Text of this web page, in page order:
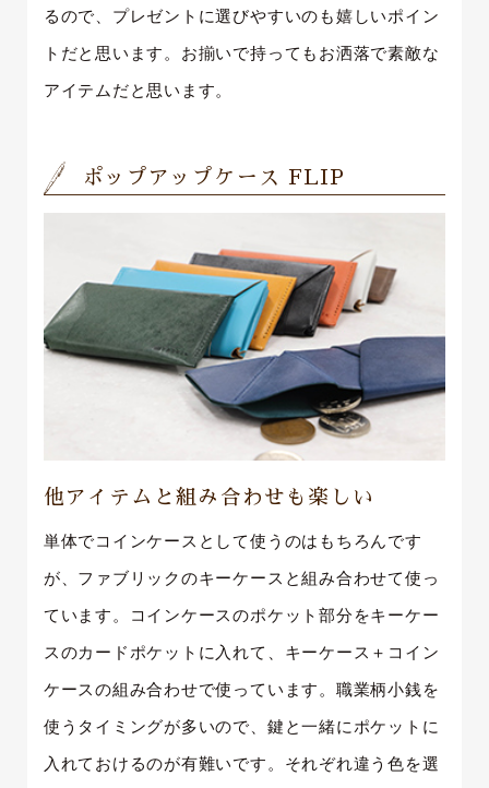
るので、プレゼントに選びやすいのも嬉しいポイン
トだと思います。お揃いで持ってもお洒落で素敵な
アイテムだと思います。
ポップアップケース FLIP
他アイテムと組み合わせも楽しい
単体でコインケースとして使うのはもちろんです
が、ファブリックのキーケースと組み合わせて使っ
ています。コインケースのポケット部分をキーケー
スのカードポケットに入れて、キーケース＋コイン
ケースの組み合わせで使っています。職業柄小銭を
使うタイミングが多いので、鍵と一緒にポケットに
入れておけるのが有難いです。それぞれ違う色を選